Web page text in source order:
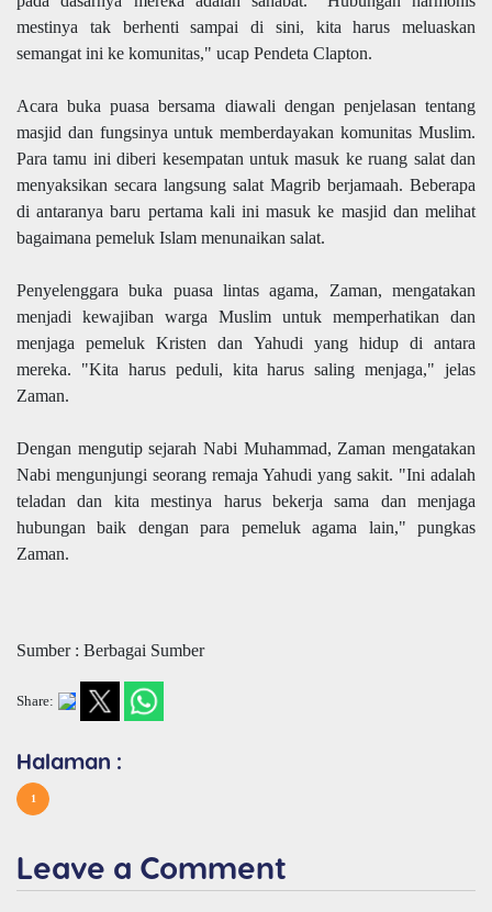
mestinya tak berhenti sampai di sini, kita harus meluaskan
semangat ini ke komunitas," ucap Pendeta Clapton.
Acara buka puasa bersama diawali dengan penjelasan tentang
masjid dan fungsinya untuk memberdayakan komunitas Muslim.
Para tamu ini diberi kesempatan untuk masuk ke ruang salat dan
menyaksikan secara langsung salat Magrib berjamaah. Beberapa
di antaranya baru pertama kali ini masuk ke masjid dan melihat
bagaimana pemeluk Islam menunaikan salat.
Penyelenggara buka puasa lintas agama, Zaman, mengatakan
menjadi kewajiban warga Muslim untuk memperhatikan dan
menjaga pemeluk Kristen dan Yahudi yang hidup di antara
mereka. "Kita harus peduli, kita harus saling menjaga," jelas
Zaman.
Dengan mengutip sejarah Nabi Muhammad, Zaman mengatakan
Nabi mengunjungi seorang remaja Yahudi yang sakit. "Ini adalah
teladan dan kita mestinya harus bekerja sama dan menjaga
hubungan baik dengan para pemeluk agama lain," pungkas
Zaman.
Sumber : Berbagai Sumber
Share:
Halaman :
1
Leave a Comment